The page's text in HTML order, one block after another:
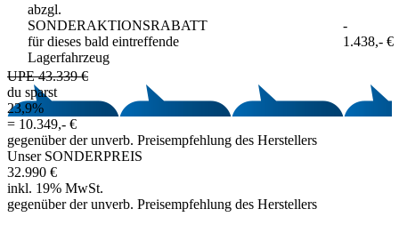
abzgl.
SONDERAKTIONSRABATT
für dieses bald eintreffende
Lagerfahrzeug
-
1.438,- €
UPE 43.339 €
du sparst
23,9%
= 10.349,- €
gegenüber der unverb. Preisempfehlung des Herstellers
Unser SONDERPREIS
32.990 €
inkl. 19% MwSt.
gegenüber der unverb. Preisempfehlung des Herstellers